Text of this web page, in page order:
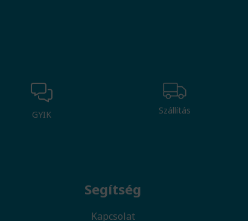
GYIK Szállítás
Segítség
Kapcsolat